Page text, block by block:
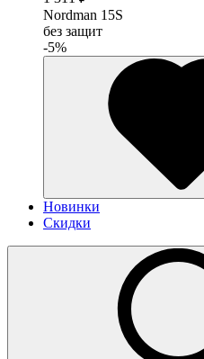
Nordman 15S
без защит
-5%
Новинки
Скидки